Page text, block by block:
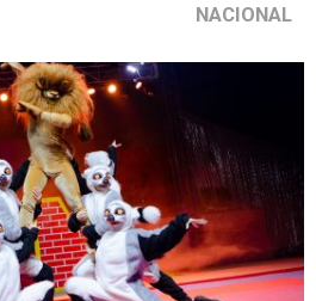
NACIONAL